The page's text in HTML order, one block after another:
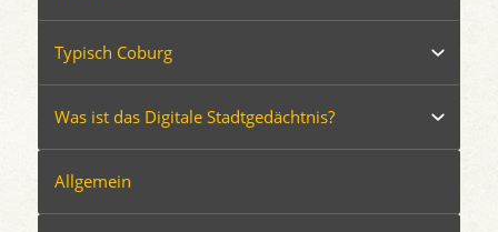
Typisch Coburg
Was ist das Digitale Stadtgedächtnis?
Allgemein